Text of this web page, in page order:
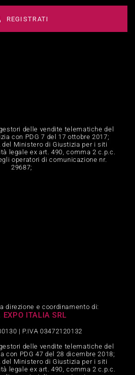
REGISTRATI
delle vendite telematiche del
con PDG 7 del 17 ottobre 2017;
del Ministero di Giustizia per i siti
legale ex art. 490, comma 2 c.p.c.
operatori di comunicazione nr.
29687;
direzione e coordinamento di:
EXPO ITALIA SRL
| P.IVA 03472120132
delle vendite telematiche del
con PDG 47 del 28 dicembre 2018;
del Ministero di Giustizia per i siti
legale ex art. 490, comma 2 c.p.c.